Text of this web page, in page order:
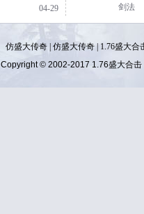
04-29
剑法
仿盛大传奇| 仿盛大传奇|
1.76盛大合
Copyright © 2002-2017 1.76盛大合击